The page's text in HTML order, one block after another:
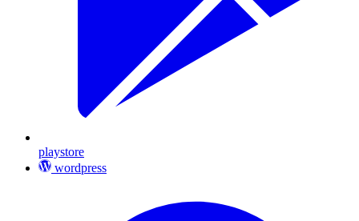
playstore
wordpress